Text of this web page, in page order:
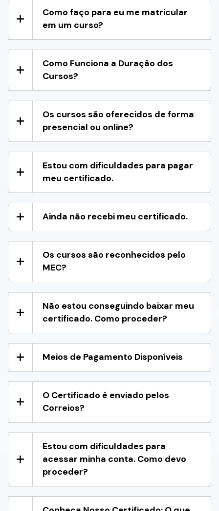
Como faço para eu me matricular
em um curso?
Como Funciona a Duração dos
Cursos?
Os cursos são oferecidos de forma
presencial ou online?
Estou com dificuldades para pagar
meu certificado.
Ainda não recebi meu certificado.
Os cursos são reconhecidos pelo
MEC?
Não estou conseguindo baixar meu
certificado. Como proceder?
Meios de Pagamento Disponíveis
O Certificado é enviado pelos
Correios?
Estou com dificuldades para
acessar minha conta. Como devo
proceder?